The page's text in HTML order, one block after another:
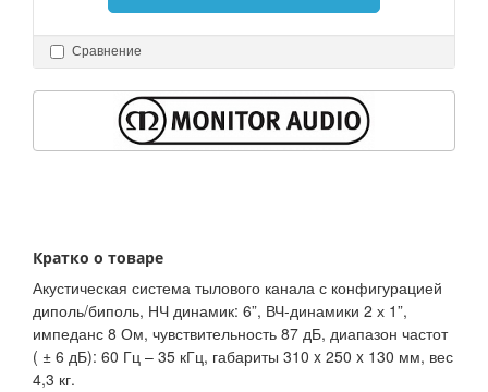
Сравнение
Кратко о товаре
Акустическая система тылового канала с конфигурацией
диполь/биполь, НЧ динамик: 6”, ВЧ-динамики 2 х 1”,
импеданс 8 Ом, чувствительность 87 дБ, диапазон частот
( ± 6 дБ): 60 Гц – 35 кГц, габариты 310 x 250 x 130 мм, вес
4,3 кг.